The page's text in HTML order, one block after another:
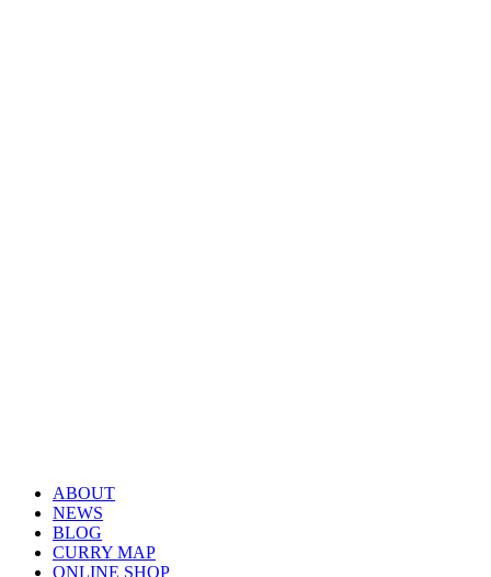
ABOUT
NEWS
BLOG
CURRY MAP
ONLINE SHOP